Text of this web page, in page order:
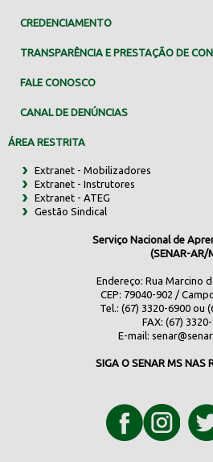
CREDENCIAMENTO
TRANSPARÊNCIA E PRESTAÇÃO DE
FALE CONOSCO
CANAL DE DENÚNCIAS
ÁREA RESTRITA
Extranet - Mobilizadores
Extranet - Instrutores
Extranet - ATEG
Gestão Sindical
Serviço Nacional de
(SENAR-AR/
Endereço: Rua Marcino
CEP: 79040-902 /
Tel.: (67) 3320-6900 ou
FAX: (67)
E-mail:
SIGA O SENAR MS NAS